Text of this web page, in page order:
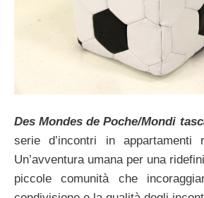
Des Mondes de Poche/Mondi
serie d’incontri in appartamenti
Un’avventura umana per una
piccole comunità che